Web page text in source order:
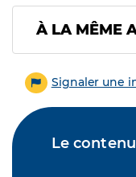
À LA MÊME
Signaler une
Le